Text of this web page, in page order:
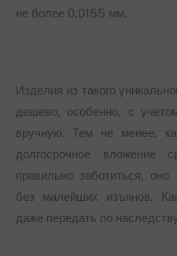
не более 0,0155 мм.
Изделия из такого
дешево, особенно, с
вручную. Тем не менее,
долгосрочное вложение
правильно заботиться,
без малейших изъянов.
даже передать по